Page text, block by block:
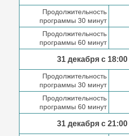
Продолжительность
программы 30 минут
Продолжительность
программы 60 минут
31 декабря с 18:00
Продолжительность
программы 30 минут
Продолжительность
программы 60 минут
31 декабря с 21:00